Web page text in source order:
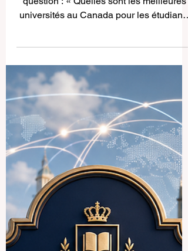
De nombreux lecteurs nous posent cette
des destinations d’études les plus
appréciées au monde, grâce à la qualité
de son enseignement, à la sécurité de ses
villes, à sa diversité culturelle et à ses
campus accueillants. Pour les étudiants
français et francophones, le Canada
représente une destination
particulièrement intéressante. Le pays
offre des enviro